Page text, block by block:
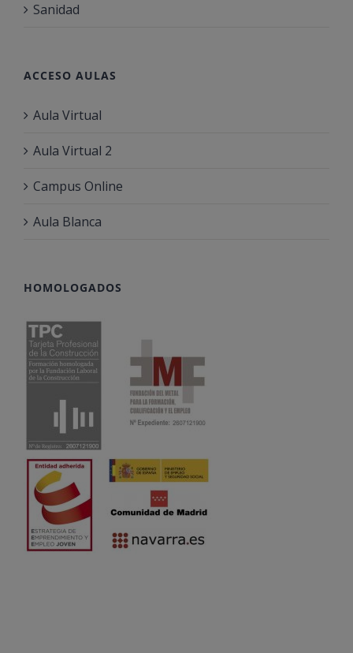
Sanidad
ACCESO AULAS
Aula Virtual
Aula Virtual 2
Campus Online
Aula Blanca
HOMOLOGADOS